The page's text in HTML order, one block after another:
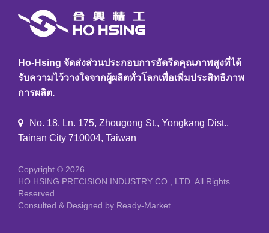
Ho-Hsing จัดส่งส่วนประกอบการอัดรีดคุณภาพสูงที่ได้
รับความไว้วางใจจากผู้ผลิตทั่วโลกเพื่อเพิ่มประสิทธิภาพ
การผลิต.
No. 18, Ln. 175, Zhougong St., Yongkang Dist.,
Tainan City 710004, Taiwan
Copyright © 2026
HO HSING PRECISION INDUSTRY CO., LTD. All Rights
Reserved.
Consulted & Designed by Ready-Market